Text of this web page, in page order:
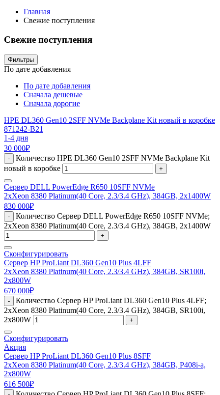
Главная
Свежие поступления
Свежие поступления
Фильтры
По дате добавления
По дате добавления
Сначала дешевые
Сначала дорогие
HPE DL360 Gen10 2SFF NVMe Backplane Kit новый в коробке
871242-B21
1-4 дня
30 000₽
-
Количество HPE DL360 Gen10 2SFF NVMe Backplane Kit
новый в коробке
+
Сервер DELL PowerEdge R650 10SFF NVMe
2xXeon 8380 Platinum(40 Core, 2.3/3.4 GHz), 384GB, 2x1400W
830 000₽
-
Количество Сервер DELL PowerEdge R650 10SFF NVMe;
2xXeon 8380 Platinum(40 Core, 2.3/3.4 GHz), 384GB, 2x1400W
+
Сконфигурировать
Сервер HP ProLiant DL360 Gen10 Plus 4LFF
2xXeon 8380 Platinum(40 Core, 2.3/3.4 GHz), 384GB, SR100i,
2x800W
670 000₽
-
Количество Сервер HP ProLiant DL360 Gen10 Plus 4LFF;
2xXeon 8380 Platinum(40 Core, 2.3/3.4 GHz), 384GB, SR100i,
2x800W
+
Сконфигурировать
Акция
Сервер HP ProLiant DL360 Gen10 Plus 8SFF
2xXeon 8380 Platinum(40 Core, 2.3/3.4 GHz), 384GB, P408i-a,
2x800W
616 500₽